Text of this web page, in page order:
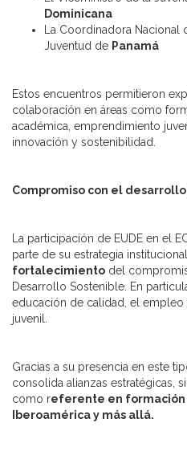
Dominicana
La Coordinadora
Juventud de Panamá
Estos encuentros permitieron
colaboración en áreas como
académica, emprendimiento
innovación y sostenibilidad.
Compromiso con el desarrollo
La participación de EUDE en el
parte de su estrategia
fortalecimiento del
Desarrollo Sostenible. En
educación de calidad, el
juvenil.
Gracias a su presencia en este
consolida alianzas estratégicas,
como referente en
Iberoamérica y más allá.